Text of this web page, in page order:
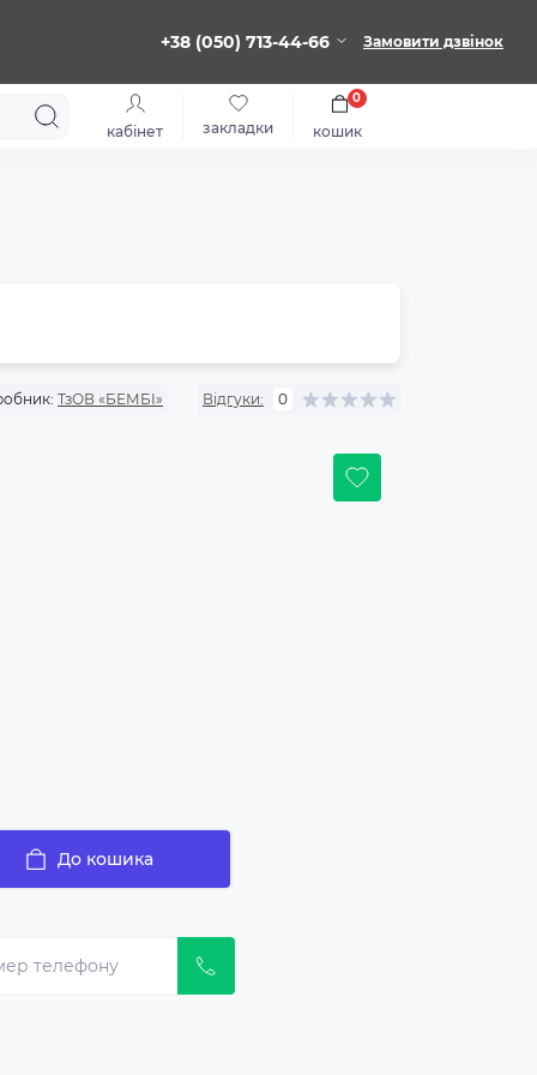
+38 (050) 713-44-66 Замовити дзвінок
кабінет закладки кошик
0
ТзОВ «БЕМБІ» Відгуки: 0
До кошика